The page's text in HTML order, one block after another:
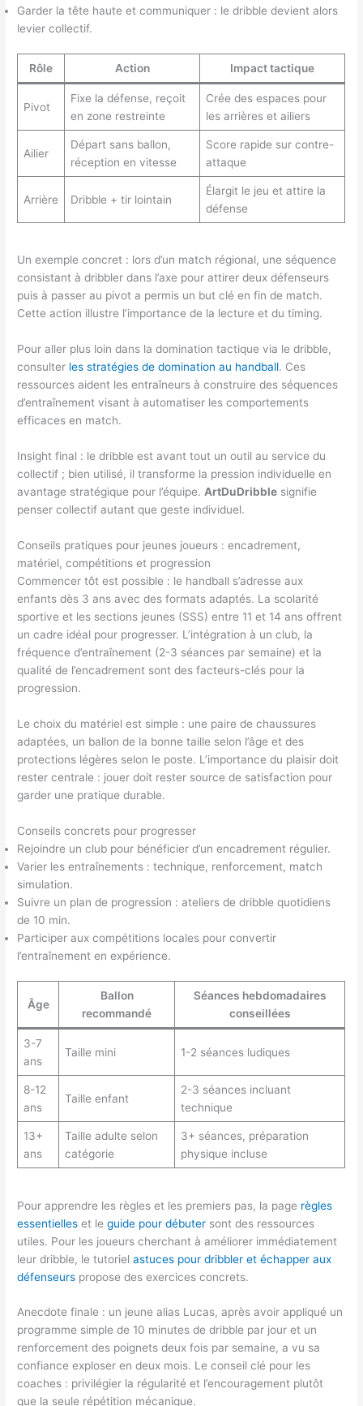
Garder la tête haute et communiquer : le dribble devient alors
levier collectif.
Rôle Action Impact tactique
Pivot
Fixe la défense, reçoit
en zone restreinte
Crée des espaces pour
les arrières et ailiers
Ailier
Départ sans ballon,
réception en vitesse
Score rapide sur contre-
attaque
Arrière Dribble + tir lointain
Élargit le jeu et attire la
défense
Un exemple concret : lors d’un match régional, une séquence
consistant à dribbler dans l’axe pour attirer deux défenseurs
puis à passer au pivot a permis un but clé en fin de match.
Cette action illustre l’importance de la lecture et du timing.
Pour aller plus loin dans la domination tactique via le dribble,
consulter les stratégies de domination au handball. Ces
ressources aident les entraîneurs à construire des séquences
d’entraînement visant à automatiser les comportements
efficaces en match.
Insight final : le dribble est avant tout un outil au service du
collectif ; bien utilisé, il transforme la pression individuelle en
avantage stratégique pour l’équipe.ArtDuDribble signifie
penser collectif autant que geste individuel.
Conseils pratiques pour jeunes joueurs : encadrement,
matériel, compétitions et progression
Commencer tôt est possible : le handball s’adresse aux
enfants dès 3 ans avec des formats adaptés. La scolarité
sportive et les sections jeunes (SSS) entre 11 et 14 ans offrent
un cadre idéal pour progresser. L’intégration à un club, la
fréquence d’entraînement (2-3 séances par semaine) et la
qualité de l’encadrement sont des facteurs-clés pour la
progression.
Le choix du matériel est simple : une paire de chaussures
adaptées, un ballon de la bonne taille selon l’âge et des
protections légères selon le poste. L’importance du plaisir doit
rester centrale : jouer doit rester source de satisfaction pour
garder une pratique durable.
Conseils concrets pour progresser
Rejoindre un club pour bénéficier d’un encadrement régulier.
Varier les entraînements : technique, renforcement, match
simulation.
Suivre un plan de progression : ateliers de dribble quotidiens
de 10 min.
Participer aux compétitions locales pour convertir
l’entraînement en expérience.
Âge
Ballon
recommandé
Séances hebdomadaires
conseillées
3-7
ans
Taille mini 1-2 séances ludiques
8-12
ans
Taille enfant
2-3 séances incluant
technique
13+
ans
Taille adulte selon
catégorie
3+ séances, préparation
physique incluse
Pour apprendre les règles et les premiers pas, la page règles
essentielles et leguide pour débuter sont des ressources
utiles. Pour les joueurs cherchant à améliorer immédiatement
leur dribble, le tutorielastuces pour dribbler et échapper aux
défenseurs propose des exercices concrets.
Anecdote finale : un jeune alias Lucas, après avoir appliqué un
programme simple de 10 minutes de dribble par jour et un
renforcement des poignets deux fois par semaine, a vu sa
confiance exploser en deux mois. Le conseil clé pour les
coaches : privilégier la régularité et l’encouragement plutôt
que la seule répétition mécanique.